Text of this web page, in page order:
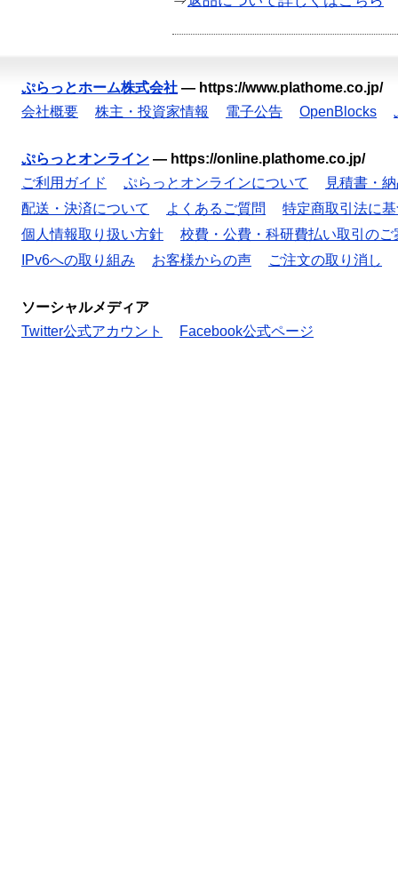
ぷらっとホーム株式会社 — https://www.plathome.co.jp/
会社概要
株主・投資家情報 電子公告 OpenBlocks
ぷらっとオンライン — https://online.plathome.co.jp/
ご利用ガイド
ぷらっとオンラインについて
見積書・
配送・決済について
よくあるご質問
特定商取引法に
個人情報取り扱い方針
校費・公費・科研費払い取引のご
IPv6への取り組み
お客様からの声 ご注文の取り消し
ソーシャルメディア
Twitter公式アカウント
Facebook公式ページ